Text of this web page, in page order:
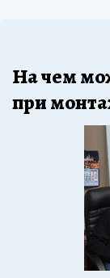
На чем
при